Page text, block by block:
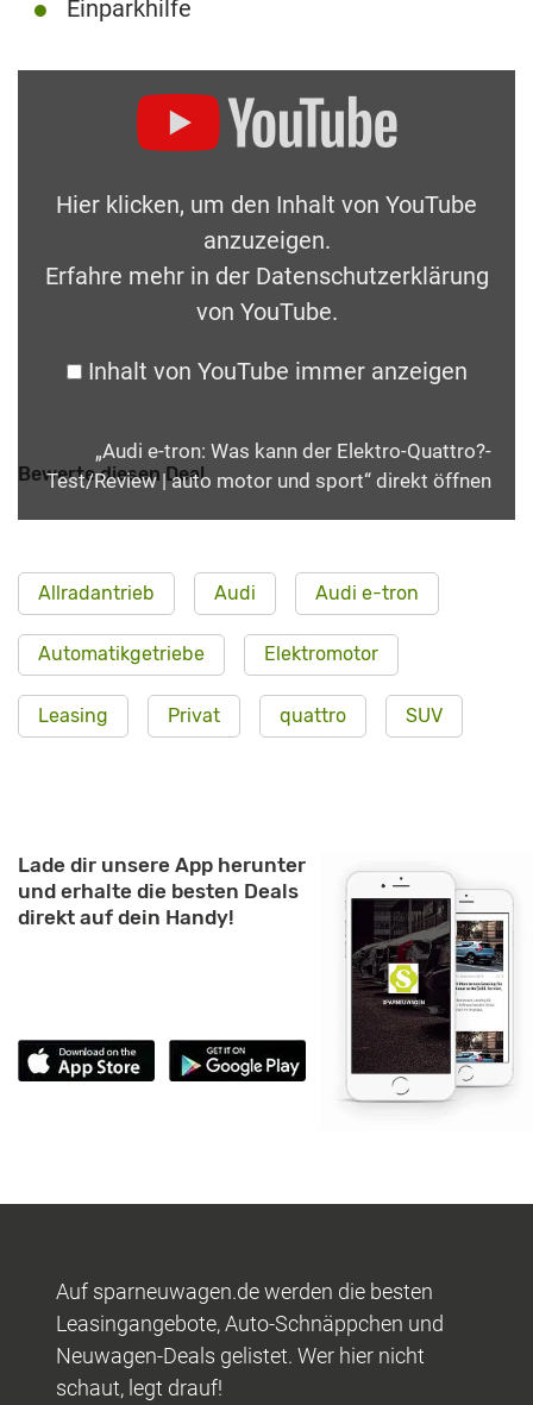
Einparkhilfe
Hier klicken, um den Inhalt von YouTube
anzuzeigen.
Erfahre mehr in der Datenschutzerklärung
von YouTube.
Inhalt von YouTube immer anzeigen
„Audi e-tron: Was kann der Elektro-Quattro?-
Test/Review | auto motor und sport“ direkt öffnen
Bewerte diesen Deal
Allradantrieb Audi Audi e-tron
Automatikgetriebe Elektromotor
Leasing Privat quattro SUV
Lade dir unsere App herunter
und erhalte die besten Deals
direkt auf dein Handy!
Auf sparneuwagen.de werden die besten
Leasingangebote, Auto-Schnäppchen und
Neuwagen-Deals gelistet. Wer hier nicht
schaut, legt drauf!